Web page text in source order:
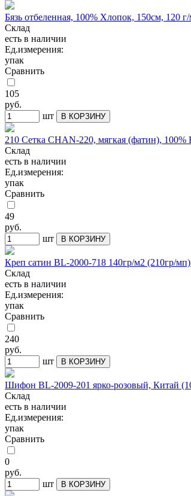
Бязь отбеленная, 100% Хлопок, 150см, 120 г/
Склад
есть в наличии
Ед.измерения:
упак
Сравнить
105
руб.
шт
В КОРЗИНУ
210 Сетка CHAN-220, мягкая (фатин),
Склад
есть в наличии
Ед.измерения:
упак
Сравнить
49
руб.
шт
В КОРЗИНУ
Креп сатин BL-2000-718 140гр/м2 (210гр/
Склад
есть в наличии
Ед.измерения:
упак
Сравнить
240
руб.
шт
В КОРЗИНУ
Шифон BL-2009-201 ярко-розовый, Китай
Склад
есть в наличии
Ед.измерения:
упак
Сравнить
0
руб.
шт
В КОРЗИНУ